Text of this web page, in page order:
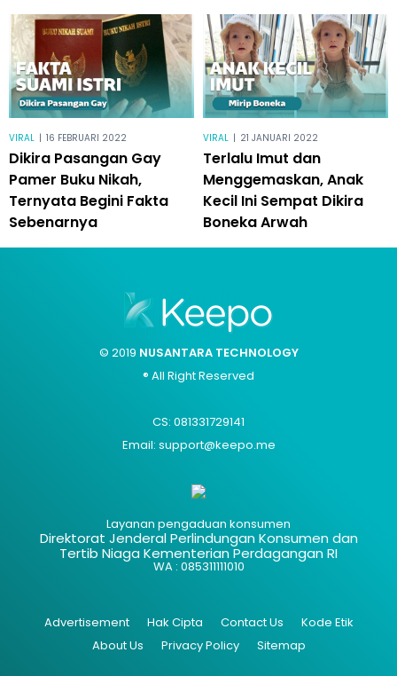
VIRAL | 16 FEBRUARI 2022
Dikira Pasangan Gay
Pamer Buku Nikah,
Ternyata Begini Fakta
Sebenarnya
VIRAL | 21 JANUARI 2022
Terlalu Imut dan
Menggemaskan, Anak
Kecil Ini Sempat Dikira
Boneka Arwah
© 2019 NUSANTARA TECHNOLOGY
® All Right Reserved
CS: 081331729141
Email: support@keepo.me
Layanan pengaduan konsumen
Direktorat Jenderal Perlindungan Konsumen dan
Tertib Niaga Kementerian Perdagangan RI
WA : 085311111010
Advertisement Hak Cipta Contact Us
Kode Etik
About Us
Privacy Policy Sitemap